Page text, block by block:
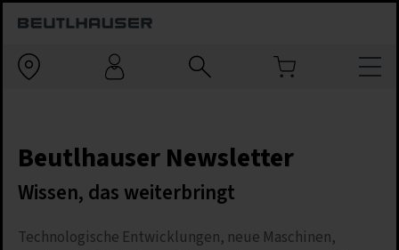
Beutlhauser Newsletter
Wissen, das weiterbringt
Technologische Entwicklungen, neue Maschinen,